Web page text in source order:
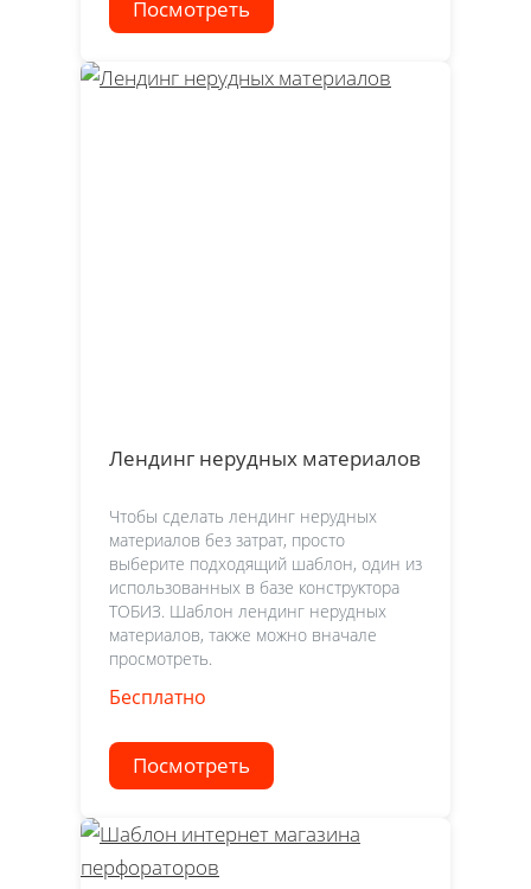
Посмотреть
Лендинг нерудных материалов
Чтобы сделать лендинг нерудных
материалов без затрат, просто
выберите подходящий шаблон, один из
использованных в базе конструктора
ТОБИЗ. Шаблон лендинг нерудных
материалов, также можно вначале
просмотреть.
Бесплатно
Посмотреть